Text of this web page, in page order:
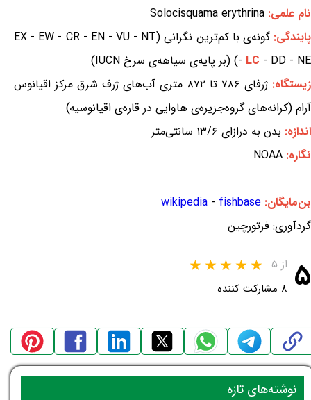
نام علمی: Solocisquama erythrina
پایندگی:
گونه‌ی با کم‌ترین نگرانی (EX - EW - CR - EN - VU - NT
- LC - DD - NE) (بر پایه‌ی سیاهه‌ی سرخ IUCN)
زیستگاه:
ژرفای ۷۸۶ تا ۸۷۲ متری آب‌های ژرف شرق مرکز اقیانوس
آرام (کرانه‌های گروه‌جزیره‌ی هاوایی در قاره‌ی اقیانوسیه)
اندازه: بدن به درازای ۱۳/۶ سانتی‌متر
نگاره: NOAA
بن‌مایگان: wikipedia - fishbase
گردآوری: فرتورچین
۵ از ۵
۸ مشارکت کننده
نوشته‌های تازه